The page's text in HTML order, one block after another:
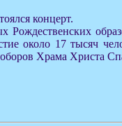
концерт.
около 17 тысяч
Храма Христа